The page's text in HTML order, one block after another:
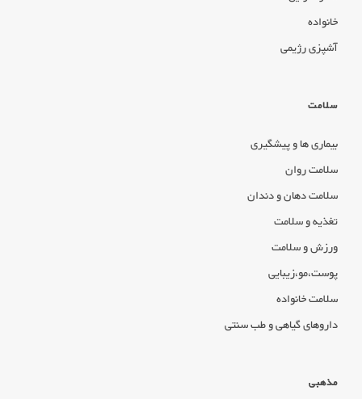
خانواده
آشپزی رژیمی
سلامت
بیماری ها و پیشگیری
سلامت روان
سلامت دهان و دندان
تغذیه و سلامت
ورزش و سلامت
پوست،مو،زیبایی
سلامت خانواده
داروهای گیاهی و طب سنتی
مذهبی